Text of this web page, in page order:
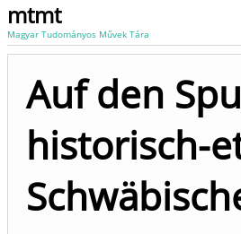
mtmt
Magyar Tudományos Művek Tára
Auf den
historisch-